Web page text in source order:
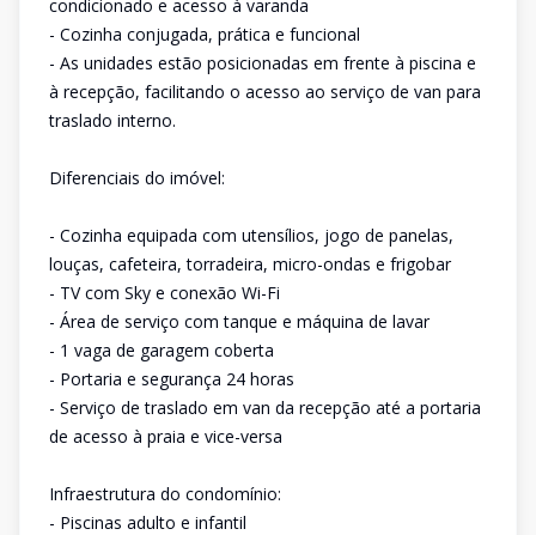
condicionado e acesso à varanda
- Cozinha conjugada, prática e funcional
- As unidades estão posicionadas em frente à piscina e
à recepção, facilitando o acesso ao serviço de van para
traslado interno.
Diferenciais do imóvel:
- Cozinha equipada com utensílios, jogo de panelas,
louças, cafeteira, torradeira, micro-ondas e frigobar
- TV com Sky e conexão Wi-Fi
- Área de serviço com tanque e máquina de lavar
- 1 vaga de garagem coberta
- Portaria e segurança 24 horas
- Serviço de traslado em van da recepção até a portaria
de acesso à praia e vice-versa
Infraestrutura do condomínio:
- Piscinas adulto e infantil